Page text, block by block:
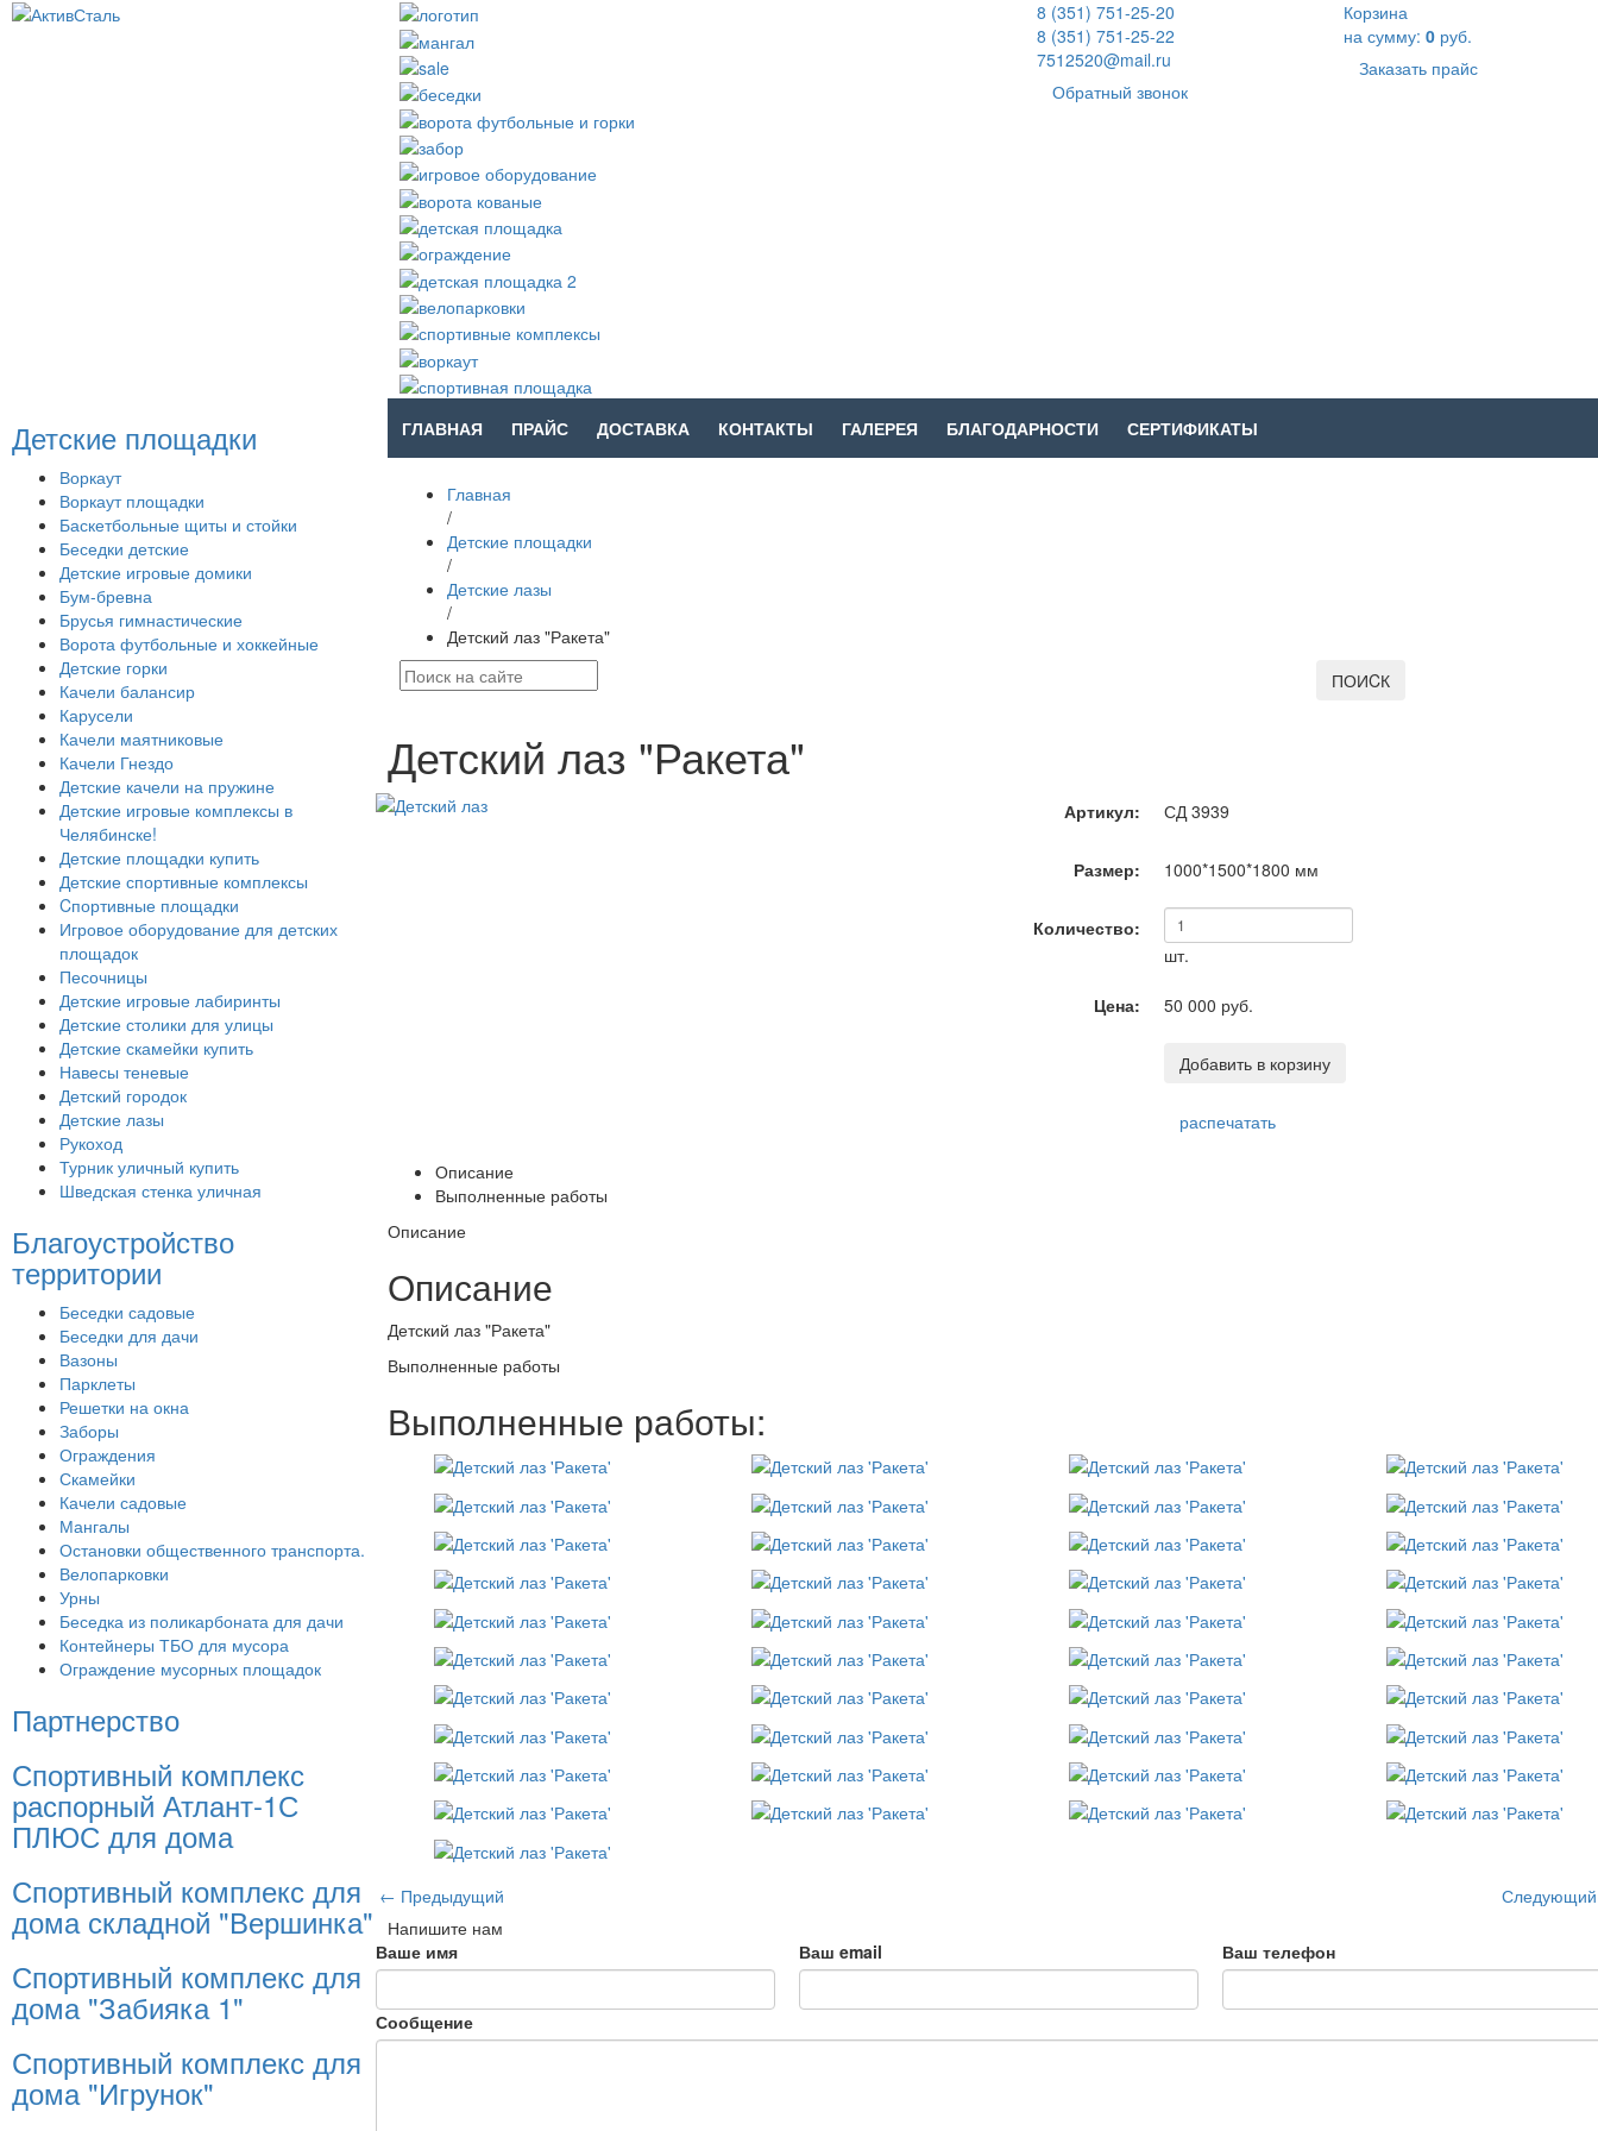
8 (351) 751-25-20
8 (351) 751-25-22
7512520@mail.ru
Обратный звонок
Корзина
на сумму: 0 руб.
Заказать прайс
Детские площадки
Воркаут
Воркаут площадки
Баскетбольные щиты и стойки
Беседки детские
Детские игровые домики
Бум-бревна
Брусья гимнастические
Ворота футбольные и хоккейные
Детские горки
Качели балансир
Карусели
Качели маятниковые
Качели Гнездо
Детские качели на пружине
Детские игровые комплексы в
Челябинске!
Детские площадки купить
Детские спортивные комплексы
Cпортивные площадки
Игровое оборудование для детских
площадок
Песочницы
Детские игровые лабиринты
Детские столики для улицы
Детские скамейки купить
Навесы теневые
Детский городок
Детские лазы
Рукоход
Турник уличный купить
Шведская стенка уличная
Благоустройство
территории
Беседки садовые
Беседки для дачи
Вазоны
Парклеты
Решетки на окна
Заборы
Ограждения
Скамейки
Качели садовые
Мангалы
Остановки общественного транспорта.
Велопарковки
Урны
Беседка из поликарбоната для дачи
Контейнеры ТБО для мусора
Ограждение мусорных площадок
Партнерство
Спортивный комплекс
распорный Атлант-1С
ПЛЮС для дома
Спортивный комплекс для
дома складной "Вершинка"
Спортивный комплекс для
дома "Забияка 1"
Спортивный комплекс для
дома "Игрунок"
ГЛАВНАЯ ПРАЙС ДОСТАВКА КОНТАКТЫ ГАЛЕРЕЯ БЛАГОДАРНОСТИ СЕРТИФИКАТЫ
Главная
/
Детские площадки
/
Детские лазы
/
Детский лаз "Ракета"
ПОИCК
Детский лаз "Ракета"
Артикул: СД 3939
Размер: 1000*1500*1800 мм
Количество:
шт.
Цена: 50 000 руб.
Добавить в корзину
распечатать
Описание
Выполненные работы
Описание
Описание
Детский лаз "Ракета"
Выполненные работы
Выполненные работы:
← Предыдущий
Напишите нам
Ваше имя
Ваш email Ваш телефон
Сообщение